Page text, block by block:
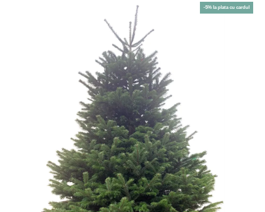
-5% la plata cu cardul